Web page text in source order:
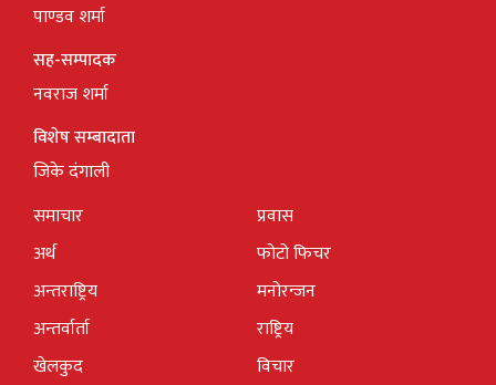
पाण्डव शर्मा
सह-सम्पादक
नवराज शर्मा
विशेष सम्बादाता
जिके दंगाली
समाचार
अर्थ
अन्तराष्ट्रिय
अन्तर्वार्ता
खेलकुद
प्रवास
फोटो फिचर
मनोरन्जन
राष्ट्रिय
विचार